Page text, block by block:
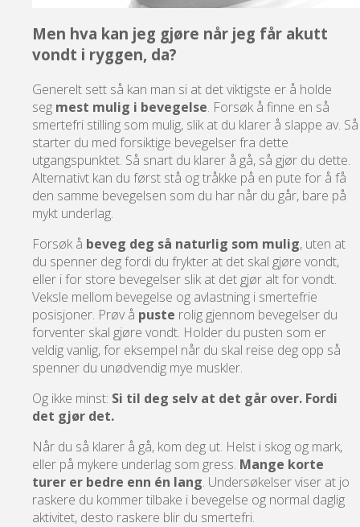
Men hva kan jeg gjøre når jeg får akutt
vondt i ryggen, da?
Generelt sett så kan man si at det viktigste er å holde
seg mest mulig i bevegelse. Forsøk å finne en så
smertefri stilling som mulig, slik at du klarer å slappe av. Så
starter du med forsiktige bevegelser fra dette
utgangspunktet. Så snart du klarer å gå, så gjør du dette.
Alternativt kan du først stå og tråkke på en pute for å få
den samme bevegelsen som du har når du går, bare på
mykt underlag.
Forsøk å beveg deg så naturlig som mulig, uten at
du spenner deg fordi du frykter at det skal gjøre vondt,
eller i for store bevegelser slik at det gjør alt for vondt.
Veksle mellom bevegelse og avlastning i smertefrie
posisjoner. Prøv å puste rolig gjennom bevegelser du
forventer skal gjøre vondt. Holder du pusten som er
veldig vanlig, for eksempel når du skal reise deg opp så
spenner du unødvendig mye muskler.
Og ikke minst: Si til deg selv at det går over. Fordi
det gjør det.
Når du så klarer å gå, kom deg ut. Helst i skog og mark,
eller på mykere underlag som gress. Mange korte
turer er bedre enn én lang. Undersøkelser viser at jo
raskere du kommer tilbake i bevegelse og normal daglig
aktivitet, desto raskere blir du smertefri.